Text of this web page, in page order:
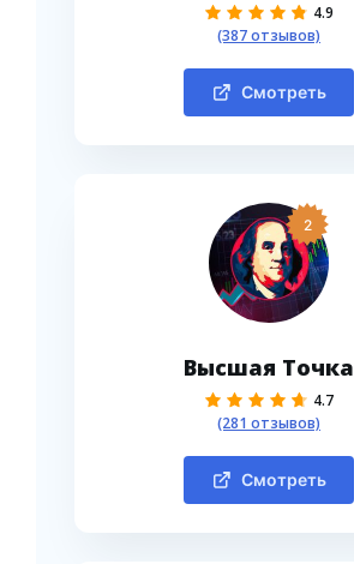
4.9
(387 отзывов)
Смотреть
2
Высшая Точка
4.7
(281 отзывов)
Смотреть